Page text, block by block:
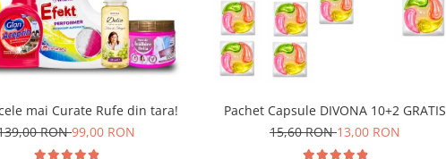
mai Curate Rufe din tara!
RON99,00 RON
Pachet Capsule DIVONA 10+2 GRATIS
15,60 RON13,00 RON